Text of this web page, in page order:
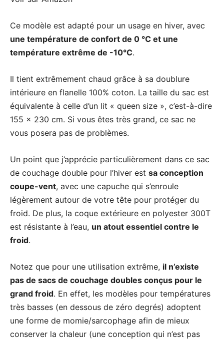
Ce modèle est adapté pour un usage en hiver, avec
une température de confort de 0 ℃ et une
température extrême de -10°C.
Il tient extrêmement chaud grâce à sa doublure
intérieure en flanelle 100% coton. La taille du sac est
équivalente à celle d’un lit « queen size », c’est-à-dire
155 x 230 cm. Si vous êtes très grand, ce sac ne
vous posera pas de problèmes.
Un point que j’apprécie particulièrement dans ce sac
de couchage double pour l’hiver est sa conception
coupe-vent, avec une capuche qui s’enroule
légèrement autour de votre tête pour protéger du
froid. De plus, la coque extérieure en polyester 300T
est résistante à l’eau, un atout essentiel contre le
froid.
Notez que pour une utilisation extrême, il n’existe
pas de sacs de couchage doubles conçus pour le
grand froid. En effet, les modèles pour températures
très basses (en dessous de zéro degrés) adoptent
une forme de momie/sarcophage afin de mieux
conserver la chaleur (une conception qui n’est pas